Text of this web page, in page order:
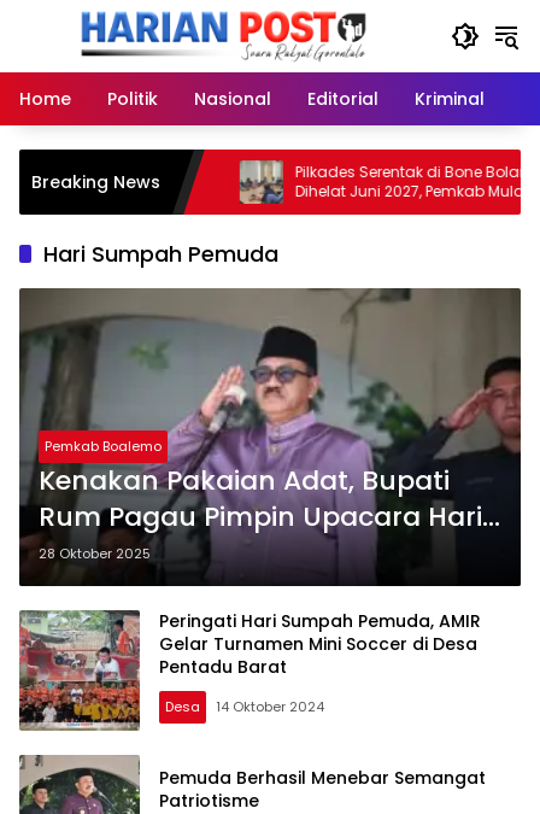
Home
Politik Nasional Editorial Kriminal
Breaking News
Segera Bentuk
Desa
Pilkades Serentak di Bone Bolango
Dihelat Juni 2027, Pemkab Mulai
Persiapan
Hari Sumpah Pemuda
Pemkab Boalemo
Kenakan Pakaian Adat, Bupati
Rum Pagau Pimpin Upacara Hari
Sumpah Pemuda
28 Oktober 2025
Peringati Hari Sumpah Pemuda, AMIR
Gelar Turnamen Mini Soccer di Desa
Pentadu Barat
Desa 14 Oktober 2024
Pemuda Berhasil Menebar Semangat
Patriotisme